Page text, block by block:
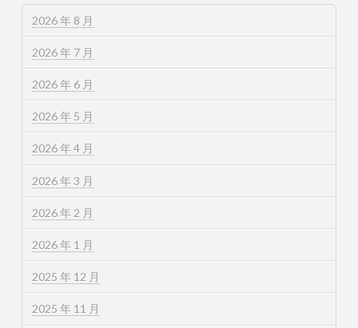
2026 年 8 月
2026 年 7 月
2026 年 6 月
2026 年 5 月
2026 年 4 月
2026 年 3 月
2026 年 2 月
2026 年 1 月
2025 年 12 月
2025 年 11 月